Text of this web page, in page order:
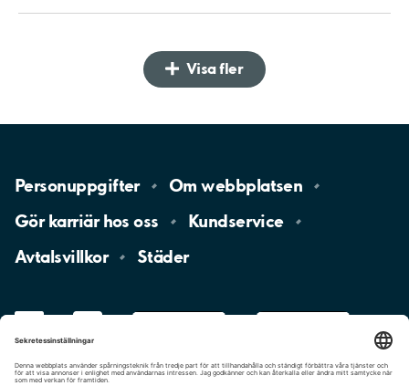
Visa fler
Personuppgifter Omwebbplatsen
Gör karriär hososs
Kundservice
Avtalsvillkor
Städer